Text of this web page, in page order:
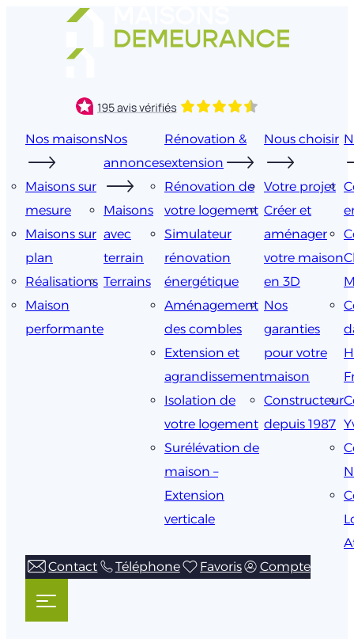
Nos maisons
Maisons sur
mesure
Maisons sur
plan
Réalisations
Maison
performante
Nos
annonces
Maisons
avec
terrain
Terrains
Rénovation &
extension
Rénovation de
votre logement
Simulateur
rénovation
énergétique
Aménagement
des combles
Extension et
agrandissement
Isolation de
votre logement
Surélévation de
maison –
Extension
verticale
Nous choisir
Votre projet
Créer et
aménager
votre maison
en 3D
Nos
garanties
pour votre
maison
Constructeur
depuis 1987
Contact
Téléphone Favoris Compte